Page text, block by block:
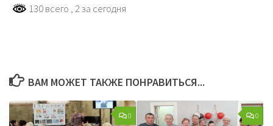
130 всего , 2 за сегодня
ВАМ МОЖЕТ ТАКЖЕ ПОНРАВИТЬСЯ...
0 0